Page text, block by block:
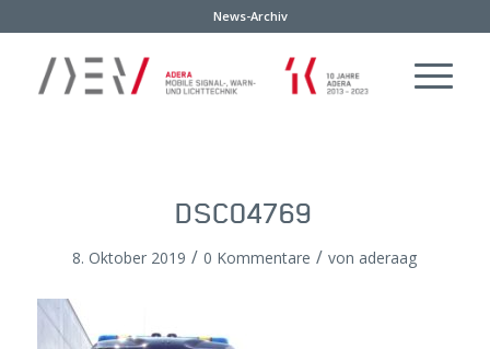
News-Archiv
DSC04769
8. Oktober 2019 / 0 Kommentare / von aderaag